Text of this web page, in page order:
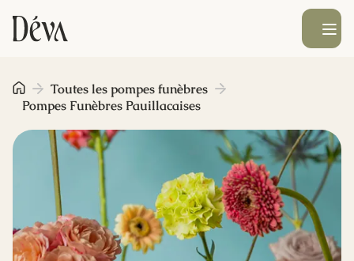
Obsèques
Prévoyance
Monument funéraire
Livraison de fleurs
Ouvrir le
Toutes les pompes funèbres
Pompes Funèbres Pauillacaises